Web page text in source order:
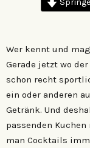
Wer kennt und
Gerade jetzt wo
schon recht
ein oder anderen
Getränk. Und
passenden
man Cocktails